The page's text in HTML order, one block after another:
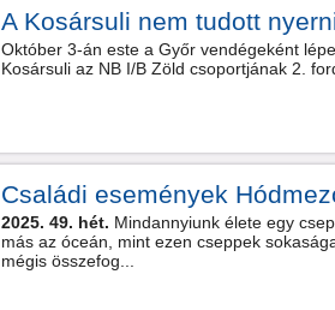
A Kosársuli nem tudott
Október 3-án este a Győr vendégeként
Kosársuli az NB I/B Zöld csoportjának 2.
Családi események
2025. 49. hét. Mindannyiunk élete egy
más az óceán, mint ezen cseppek
mégis összefog...